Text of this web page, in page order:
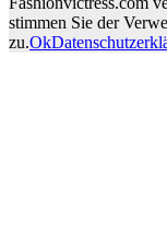
stimmen Sie der
zu.Ok